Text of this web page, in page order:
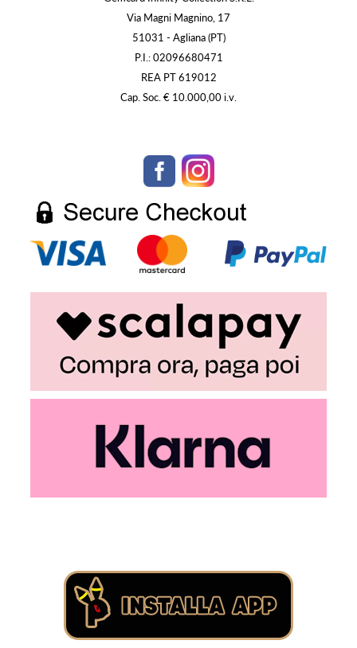
Via Magni Magnino, 17
51031 - Agliana (PT)
P.I.: 02096680471
REA PT 619012
Cap. Soc. € 10.000,00 i.v.